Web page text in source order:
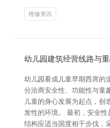
维修资讯
幼儿园建筑经营线路与
幼儿园看成儿童早期西席的
分洽商安全性、功能性与童
儿童的身心发展为起点，创
发性的环境。 最初，安全
结构应适当国度相干步伐，